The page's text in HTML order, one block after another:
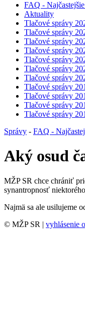
FAQ -
Aktuality
Tlačové správy
Tlačové správy
Tlačové správy
Tlačové správy
Tlačové správy
Tlačové správy
Tlačové správy
Tlačové správy
Tlačové správy
Tlačové správy
Tlačové správy
Správy - FAQ -
Aký osud
MŽP SR chce chrániť
synantropnosť
Najmä sa ale usilujeme
© MŽP SR | vyhlásenie